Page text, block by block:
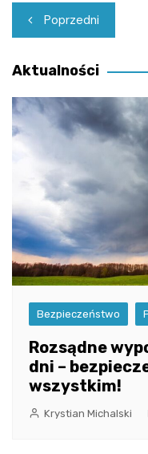
Nawigacja
wpisu
Poprzedni
Aktualności
Bezpieczeństwo
Rozsądne
dni –
wszystkim!
Krystian Michalski